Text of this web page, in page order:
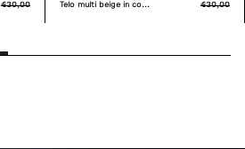
€30,00 Telo multi beige in co... €30,00